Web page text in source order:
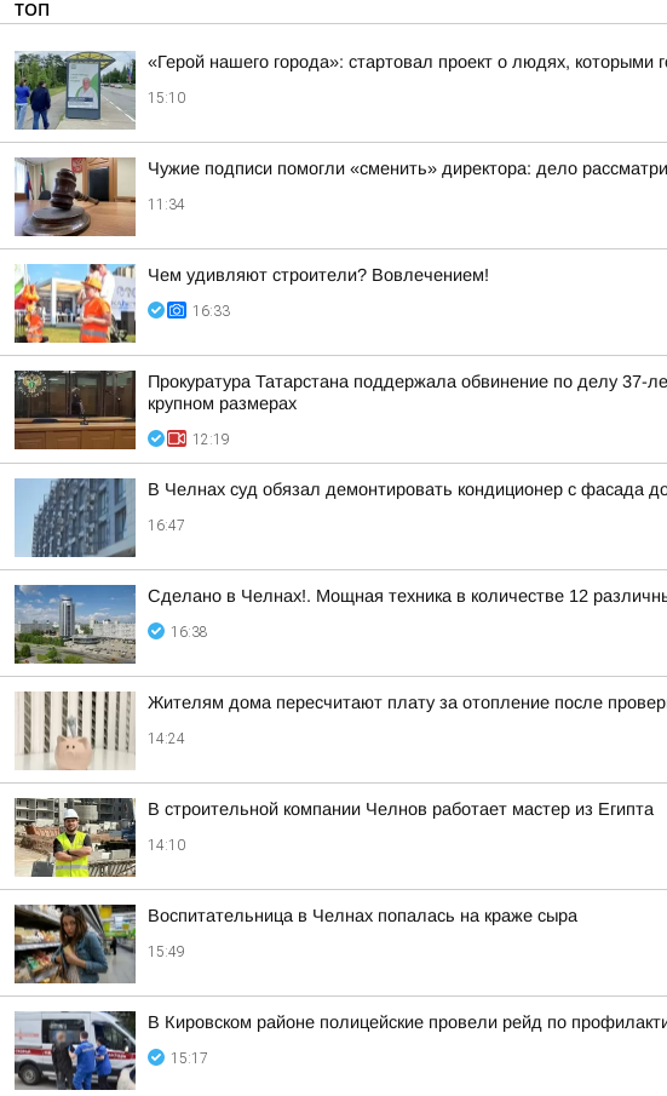
ТОП
«Герой нашего города»: стартовал проект о людях, которыми
15:10
Чужие подписи помогли «сменить» директора: дело
11:34
Чем удивляют строители? Вовлечением!
16:33
Прокуратура Татарстана поддержала обвинение по делу 37-
крупном размерах
12:19
В Челнах суд обязал демонтировать кондиционер с фасада
16:47
Сделано в Челнах!. Мощная техника в количестве 12
16:38
Жителям дома пересчитают плату за отопление после
14:24
В строительной компании Челнов работает мастер из Египта
14:10
Воспитательница в Челнах попалась на краже сыра
15:49
В Кировском районе полицейские провели рейд по
15:17